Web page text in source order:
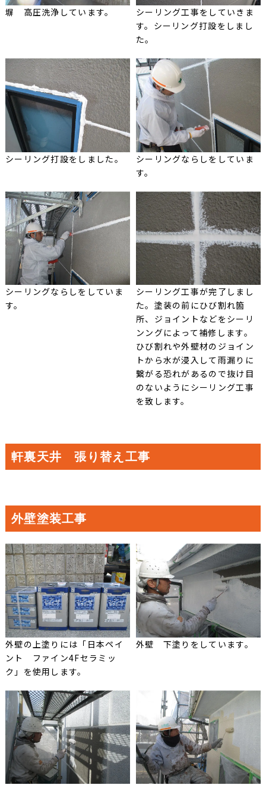
塀 高圧洗浄しています。
シーリング工事をしていきま
す。シーリング打設をしまし
た。
シーリング打設をしました。
シーリングならしをしていま
す。
シーリングならしをしていま
す。
シーリング工事が完了しまし
た。塗装の前にひび割れ箇
所、ジョイントなどをシーリ
ンングによって補修します。
ひび割れや外壁材のジョイン
トから水が浸入して雨漏りに
繋がる恐れがあるので抜け目
のないようにシーリング工事
を致します。
軒裏天井 張り替え工事
外壁塗装工事
外壁の上塗りには「日本ペイ
ント ファイン4Fセラミッ
ク」を使用します。
外壁 下塗りをしています。